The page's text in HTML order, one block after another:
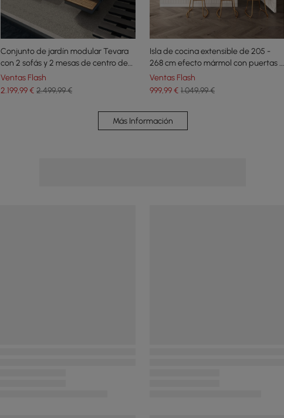
Conjunto de jardín modular Tevara
con 2 sofás y 2 mesas de centro de
madera de teca y aluminio - gris
Ventas Flash
2.199,99€ 2.499,99 €
Isla de cocina extensible de 205 -
268 cm efecto mármol con puertas y
cajones blanco
Ventas Flash
999,99€ 1.049,99 €
Más Información